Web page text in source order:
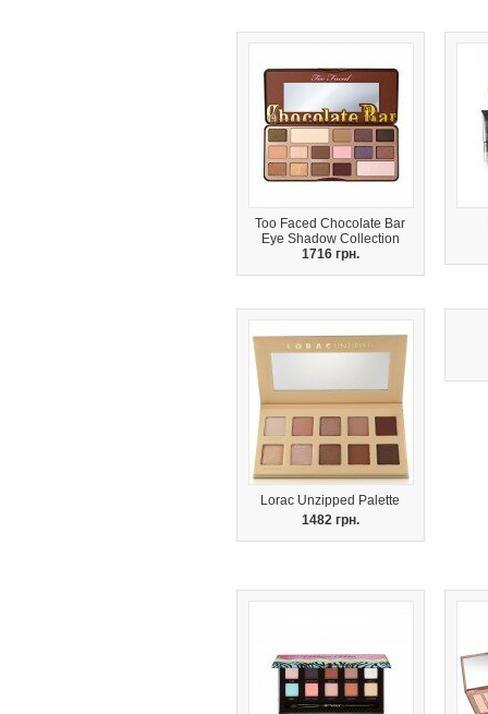
Too Faced Chocolate Bar
Eye Shadow Collection
1716 грн.
Lorac Unzipped Palette
1482 грн.